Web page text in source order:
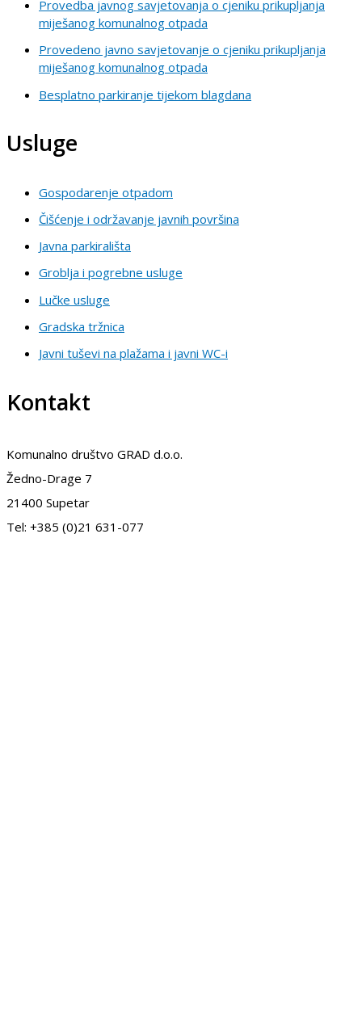
Provedba javnog savjetovanja o cjeniku prikupljanja
miješanog komunalnog otpada
Provedeno javno savjetovanje o cjeniku prikupljanja
miješanog komunalnog otpada
Besplatno parkiranje tijekom blagdana
Usluge
Gospodarenje otpadom
Čišćenje i održavanje javnih površina
Javna parkirališta
Groblja i pogrebne usluge
Lučke usluge
Gradska tržnica
Javni tuševi na plažama i javni WC-i
Kontakt
Komunalno društvo GRAD d.o.o.
Žedno-Drage 7
21400 Supetar
Tel: +385 (0)21 631-077